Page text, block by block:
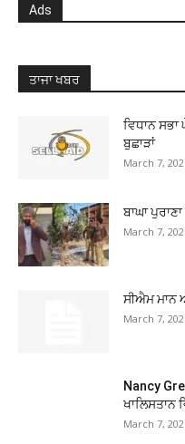
Ads
ਤਾਜਾ ਖਬਰ
ਵਿਧਾਨ
ਬੁਛਾੜਾਂ
March 7,
ਬਾਘਾ
March 7,
ਸੀਐਮ ਮਾਨ
March 7,
Nancy
ਖਾਲਿਸਤਾਨ
March 7,